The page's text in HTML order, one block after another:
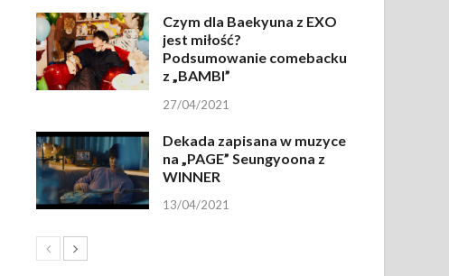
Czym dla Baekyuna z EXO
jest miłość?
Podsumowanie comebacku
z „BAMBI”
27/04/2021
Dekada zapisana w muzyce
na „PAGE” Seungyoona z
WINNER
13/04/2021